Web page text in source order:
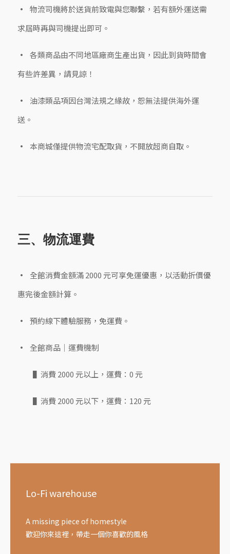
物流司機將於送貨前致電與您聯繫，若有額外運送需
求屆時再與司機提出即可。
各類商品由不同地區廠商生產出貨，因此到貨時間會
有些許差異，請見諒！
油漆類品項因台灣法規之緣故，恕無法提供海外運
送。
本商城僅提供物流宅配取貨，不開放超商自取。
三、物流運費
全館消費金額滿 2000 元可享免運優惠，以活動折價優
惠完後金額計算。
預約線下體驗服務，免運費。
全館商品｜運費機制
▌消費 2000 元以上，運費：0 元
▌消費 2000 元以下，運費：120 元
Lo-Fi warehouse
A missing piece of homestyle
歡迎你來這裡，帶走一個你喜歡的風格